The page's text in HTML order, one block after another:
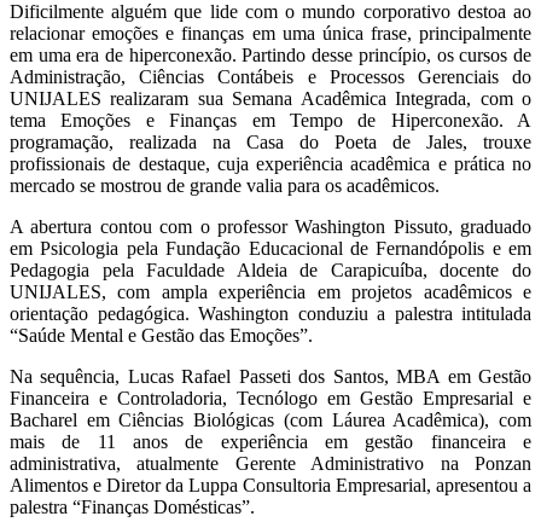
Dificilmente alguém que lide com o mundo corporativo destoa ao
relacionar emoções e finanças em uma única frase, principalmente
em uma era de hiperconexão. Partindo desse princípio, os cursos de
Administração, Ciências Contábeis e Processos Gerenciais do
UNIJALES realizaram sua Semana Acadêmica Integrada, com o
tema Emoções e Finanças em Tempo de Hiperconexão. A
programação, realizada na Casa do Poeta de Jales, trouxe
profissionais de destaque, cuja experiência acadêmica e prática no
mercado se mostrou de grande valia para os acadêmicos.
A abertura contou com o professor Washington Pissuto, graduado
em Psicologia pela Fundação Educacional de Fernandópolis e em
Pedagogia pela Faculdade Aldeia de Carapicuíba, docente do
UNIJALES, com ampla experiência em projetos acadêmicos e
orientação pedagógica. Washington conduziu a palestra intitulada
“Saúde Mental e Gestão das Emoções”.
Na sequência, Lucas Rafael Passeti dos Santos, MBA em Gestão
Financeira e Controladoria, Tecnólogo em Gestão Empresarial e
Bacharel em Ciências Biológicas (com Láurea Acadêmica), com
mais de 11 anos de experiência em gestão financeira e
administrativa, atualmente Gerente Administrativo na Ponzan
Alimentos e Diretor da Luppa Consultoria Empresarial, apresentou a
palestra “Finanças Domésticas”.